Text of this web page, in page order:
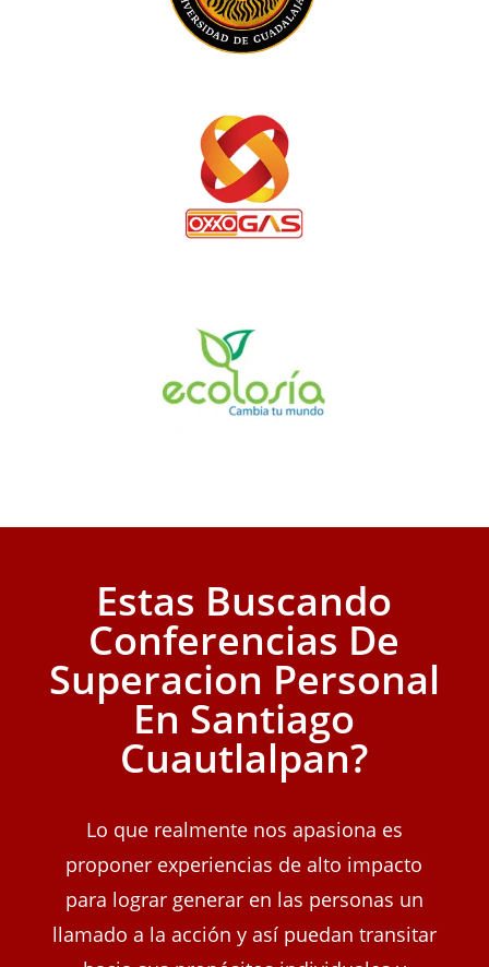
Estas Buscando
Conferencias De
Superacion Personal
En Santiago
Cuautlalpan?
Lo que realmente nos apasiona es
proponer experiencias de alto impacto
para lograr generar en las personas un
llamado a la acción y así puedan transitar